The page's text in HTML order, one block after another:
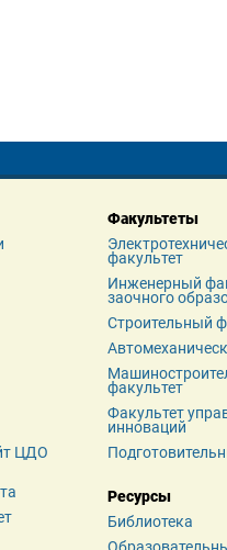
ЦДО
Факультеты
факультет
Инженерный
заочного
Строительный
факультет
Факультет
инноваций
Ресурсы
Библиотека